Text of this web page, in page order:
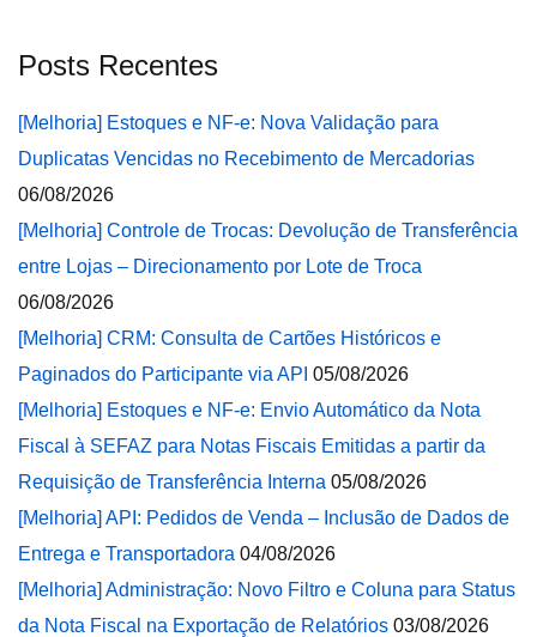
Posts Recentes
[Melhoria] Estoques e NF-e: Nova Validação para
Duplicatas Vencidas no Recebimento de Mercadorias
06/08/2026
[Melhoria] Controle de Trocas: Devolução de Transferência
entre Lojas – Direcionamento por Lote de Troca
06/08/2026
[Melhoria] CRM: Consulta de Cartões Históricos e
Paginados do Participante via API 05/08/2026
[Melhoria] Estoques e NF-e: Envio Automático da Nota
Fiscal à SEFAZ para Notas Fiscais Emitidas a partir da
Requisição de Transferência Interna 05/08/2026
[Melhoria] API: Pedidos de Venda – Inclusão de Dados de
Entrega e Transportadora 04/08/2026
[Melhoria] Administração: Novo Filtro e Coluna para Status
da Nota Fiscal na Exportação de Relatórios 03/08/2026